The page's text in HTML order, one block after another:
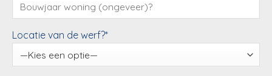
Locatie van de werf?*